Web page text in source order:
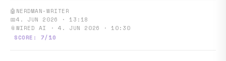
🤖 NERDMAN-WRITER
📅4. JUN 2026 · 13:18
📎WIRED AI · 4. JUN 2026 · 10:30
SCORE: 7/10